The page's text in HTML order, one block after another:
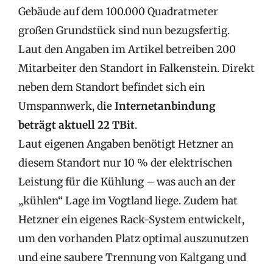
Gebäude auf dem 100.000 Quadratmeter
großen Grundstück sind nun bezugsfertig.
Laut den Angaben im Artikel betreiben 200
Mitarbeiter den Standort in Falkenstein. Direkt
neben dem Standort befindet sich ein
Umspannwerk, dieInternetanbindung
beträgt aktuell 22 TBit.
Laut eigenen Angaben benötigt Hetzner an
diesem Standort nur 10 % der elektrischen
Leistung für die Kühlung – was auch an der
„kühlen“ Lage im Vogtland liege. Zudem hat
Hetzner ein eigenes Rack-System entwickelt,
um den vorhanden Platz optimal auszunutzen
und eine saubere Trennung von Kaltgang und